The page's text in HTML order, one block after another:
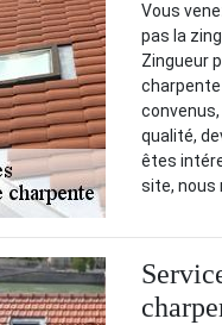
Vous
pas la
Zingueur
qualité,
êtes
site, nous